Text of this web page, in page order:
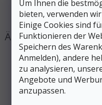
Um Ihnen die
bieten, verwenden
Einige Cookies sind
Funktionieren der
Speichern des
Anmelden), andere
zu analysieren,
Angebote und
anzupassen.
#sizes_table#: hidden